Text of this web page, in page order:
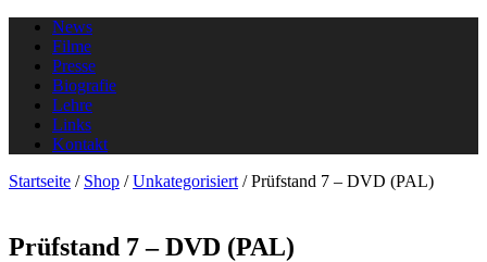
News
Filme
Presse
Biografie
Lehre
Links
Kontakt
Startseite / Shop /Unkategorisiert / Prüfstand 7 – DVD (PAL)
Prüfstand 7 – DVD (PAL)